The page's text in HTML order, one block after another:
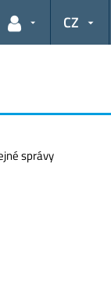
Odkazy pro uživatele
CZ
správy